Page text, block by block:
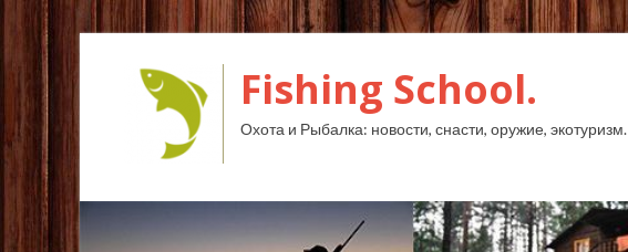
Fishing School.
Охота и Рыбалка: новости, снасти, оружие, экотуризм.